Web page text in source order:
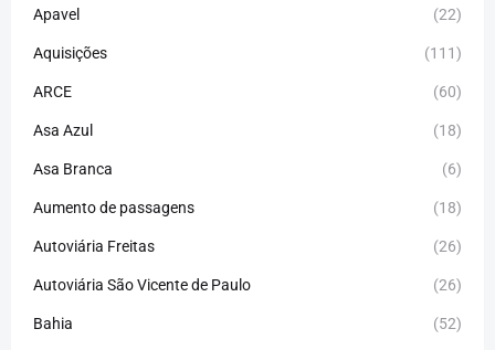
Apavel (22)
Aquisições (111)
ARCE (60)
Asa Azul (18)
Asa Branca (6)
Aumento de passagens (18)
Autoviária Freitas (26)
Autoviária São Vicente de Paulo (26)
Bahia (52)